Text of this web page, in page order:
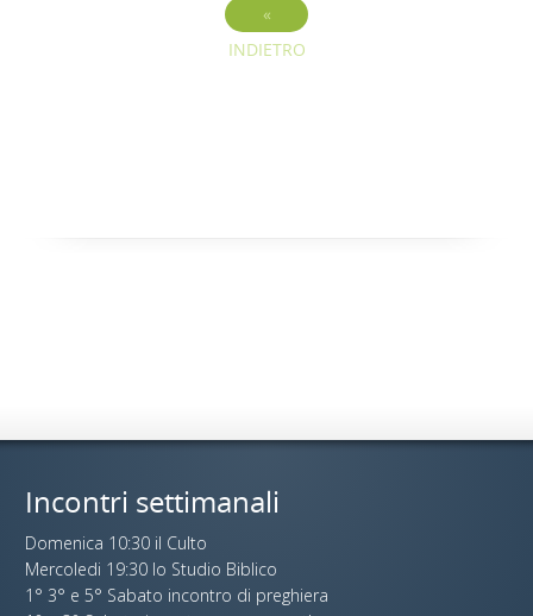
«
INDIETRO
Incontri settimanali
Domenica 10:30 il Culto
Mercoledi 19:30 lo Studio Biblico
1° 3° e 5° Sabato incontro di preghiera